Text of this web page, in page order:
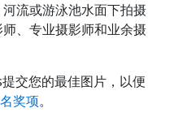
流或游泳池水面下拍摄
、专业摄影师和业余摄
交您的最佳图片，以便
奖项。